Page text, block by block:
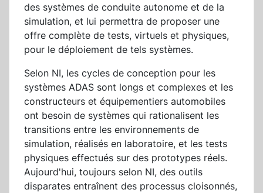
des systèmes de conduite autonome et de la
simulation, et lui permettra de proposer une
offre complète de tests, virtuels et physiques,
pour le déploiement de tels systèmes.
Selon NI, les cycles de conception pour les
systèmes ADAS sont longs et complexes et les
constructeurs et équipementiers automobiles
ont besoin de systèmes qui rationalisent les
transitions entre les environnements de
simulation, réalisés en laboratoire, et les tests
physiques effectués sur des prototypes réels.
Aujourd'hui, toujours selon NI, des outils
disparates entraînent des processus cloisonnés,